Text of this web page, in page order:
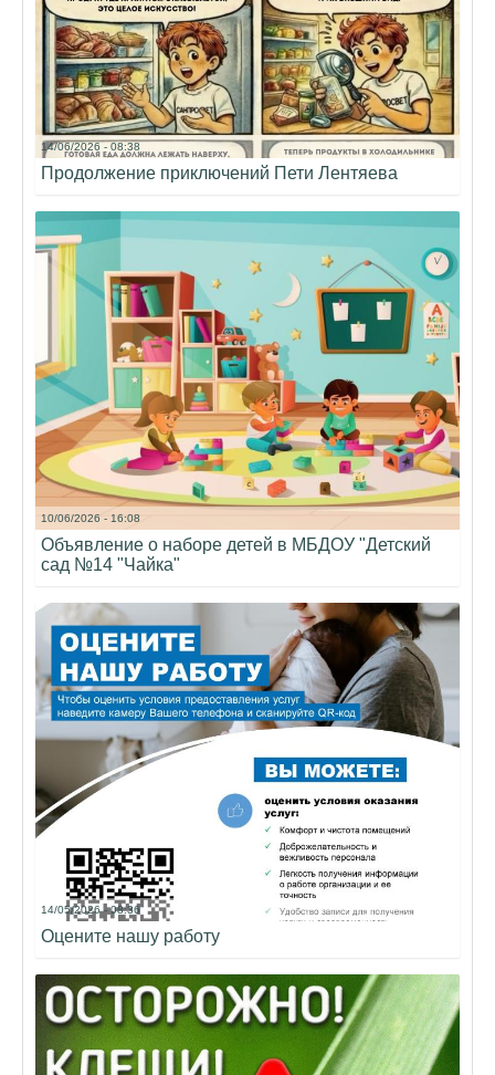
14/06/2026 - 08:38
Продолжение приключений Пети Лентяева
10/06/2026 - 16:08
Объявление о наборе детей в МБДОУ "Детский
сад №14 "Чайка"
14/05/2026 - 08:36
Оцените нашу работу